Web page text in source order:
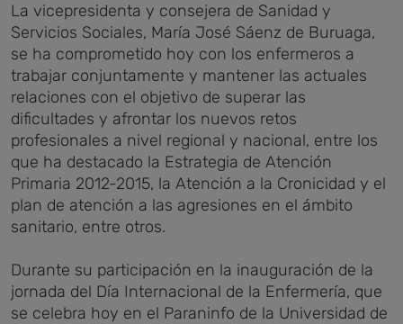
La vicepresidenta y consejera de Sanidad y
Servicios Sociales, María José Sáenz de Buruaga,
se ha comprometido hoy con los enfermeros a
trabajar conjuntamente y mantener las actuales
relaciones con el objetivo de superar las
dificultades y afrontar los nuevos retos
profesionales a nivel regional y nacional, entre los
que ha destacado la Estrategia de Atención
Primaria 2012-2015, la Atención a la Cronicidad y el
plan de atención a las agresiones en el ámbito
sanitario, entre otros.
Durante su participación en la inauguración de la
jornada del Día Internacional de la Enfermería, que
se celebra hoy en el Paraninfo de la Universidad de